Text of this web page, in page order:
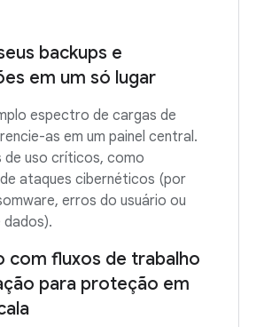
backups e
em um só lugar
espectro de cargas de
as em um painel central.
de uso críticos, como
ataques cibernéticos (por
erros do usuário ou
com fluxos de trabalho
para proteção em